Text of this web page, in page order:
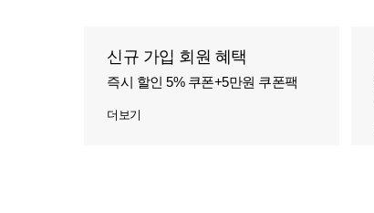
신규 가입 회원 혜택
즉시 할인 5% 쿠폰+5만원 쿠폰팩
더보기